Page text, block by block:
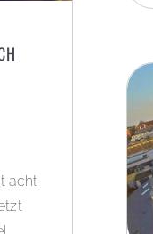
acht